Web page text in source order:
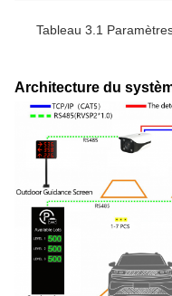
Tableau 3.1
Architecture du